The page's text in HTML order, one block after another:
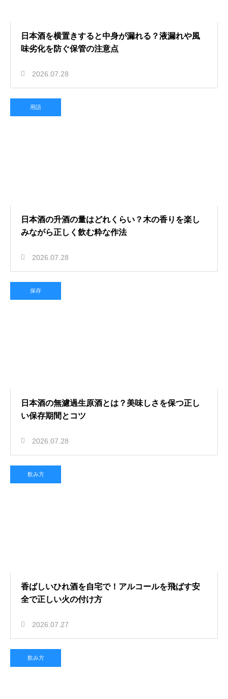
日本酒を横置きすると中身が漏れる？液漏れや風
味劣化を防ぐ保管の注意点
2026.07.28
用語
日本酒の升酒の量はどれくらい？木の香りを楽し
みながら正しく飲む粋な作法
2026.07.28
保存
日本酒の無濾過生原酒とは？美味しさを保つ正し
い保存期間とコツ
2026.07.28
飲み方
香ばしいひれ酒を自宅で！アルコールを飛ばす安
全で正しい火の付け方
2026.07.27
飲み方